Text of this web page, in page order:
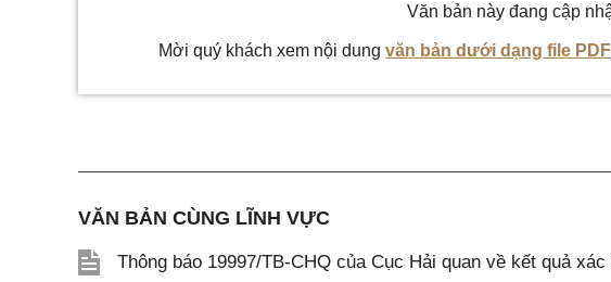
Văn bản này đang cập
Mời quý khách xem nội dung văn bản dưới dạng file PDF
VĂN BẢN CÙNG LĨNH VỰC
Thông báo 19997/TB-CHQ của Cục Hải quan về kết quả